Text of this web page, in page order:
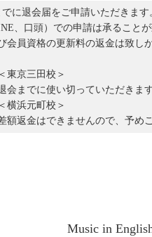
に退会届をご申請いただきます
、口頭）での申請は承ることが
会員資格の更新料の返金は致し
＜東京三田校＞
までに使い切っていただきま
＜横浜元町校＞
額返金はできませんので、予め
Music in